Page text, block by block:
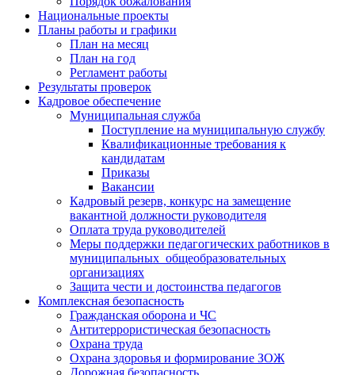
Национальные проекты
Планы работы и графики
План на месяц
План на год
Регламент работы
Результаты проверок
Кадровое обеспечение
Муниципальная служба
Поступление на муниципальную службу
Квалификационные требования к
кандидатам
Приказы
Вакансии
Кадровый резерв, конкурс на замещение
вакантной должности руководителя
Оплата труда руководителей
Меры поддержки педагогических работников в
муниципальных общеобразовательных
организациях
Защита чести и достоинства педагогов
Комплексная безопасность
Гражданская оборона и ЧС
Антитеррористическая безопасность
Охрана труда
Охрана здоровья и формирование ЗОЖ
Дорожная безопасность